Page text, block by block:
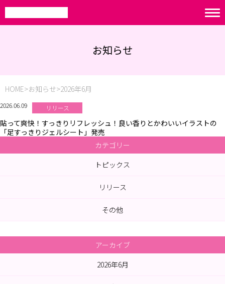
お知らせ
HOME お知らせ 2026年6月
2026.06.09 リリース
貼って爽快！すっきりリフレッシュ！良い香りとかわいいイラストの
「足すっきりジェルシート」発売
カテゴリー
トピックス
リリース
その他
アーカイブ
2026年6月